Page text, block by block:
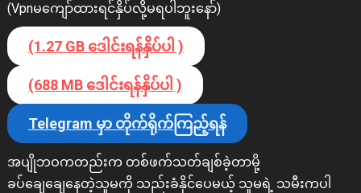
(Vpnမကျော်ထားရင်နှိပ်လို့မရပါဘူးနော်)
(1.27 GB ဒေါင်းရန်နှိပ်ပါ )
(688 MB ဒေါင်းရန်နှိပ်ပါ )
Telegram မှာ တိုက်ရိုက်ကြည့်ရန်
အပျိုဘဝကတည်းက တစ်ဖက်သတ်ချစ်ခဲ့တာမို့
ခပ်ချေချေနေတဲ့သူမကို သည်းခံနိုင်ပေမယ့် သူမရဲ့ သမီးကပါ